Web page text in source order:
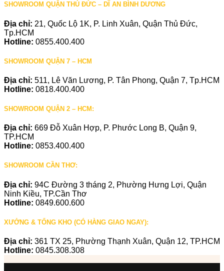
SHOWROOM QUẬN THỦ ĐỨC – DĨ AN BÌNH DƯƠNG
Địa chỉ: 21, Quốc Lộ 1K, P. Linh Xuân, Quận Thủ Đức,
Tp.HCM
Hotline: 0855.400.400
SHOWROOM QUẬN 7 – HCM
Địa chỉ: 511, Lê Văn Lương, P. Tân Phong, Quận 7, Tp.HCM
Hotline: 0818.400.400
SHOWROOM QUẬN 2 – HCM:
Địa chỉ: 669 Đỗ Xuân Hợp, P. Phước Long B, Quận 9,
TP.HCM
Hotline: 0853.400.400
SHOWROOM CẦN THƠ:
Địa chỉ: 94C Đường 3 tháng 2, Phường Hưng Lợi, Quận
Ninh Kiều, TP.Cần Thơ
Hotline: 0849.600.600
XƯỞNG & TỔNG KHO (CÓ HÀNG GIAO NGAY):
Địa chỉ: 361 TX 25, Phường Thạnh Xuân, Quận 12, TP.HCM
Hotline: 0845.308.308